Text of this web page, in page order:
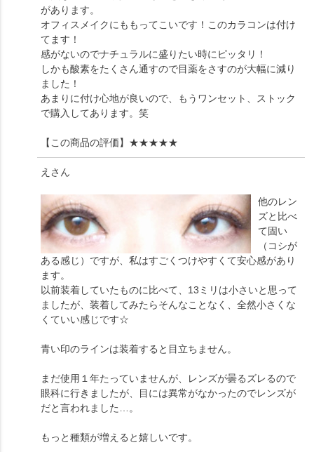
があります。
オフィスメイクにももってこいです！このカラコンは付け
てます！
感がないのでナチュラルに盛りたい時にピッタリ！
しかも酸素をたくさん通すので目薬をさすのが大幅に減り
ました！
あまりに付け心地が良いので、もうワンセット、ストック
で購入してあります。笑
【この商品の評価】 ★★★★★
え さん
他のレン
ズと比べ
て固い
（コシが
ある感じ）ですが、私はすごくつけやすくて安心感があり
ます。
以前装着していたものに比べて、13ミリは小さいと思って
ましたが、装着してみたらそんなことなく、全然小さくな
くていい感じです☆
青い印のラインは装着すると目立ちません。
まだ使用１年たっていませんが、レンズが曇るズレるので
眼科に行きましたが、目には異常がなかったのでレンズが
だと言われました…。
もっと種類が増えると嬉しいです。